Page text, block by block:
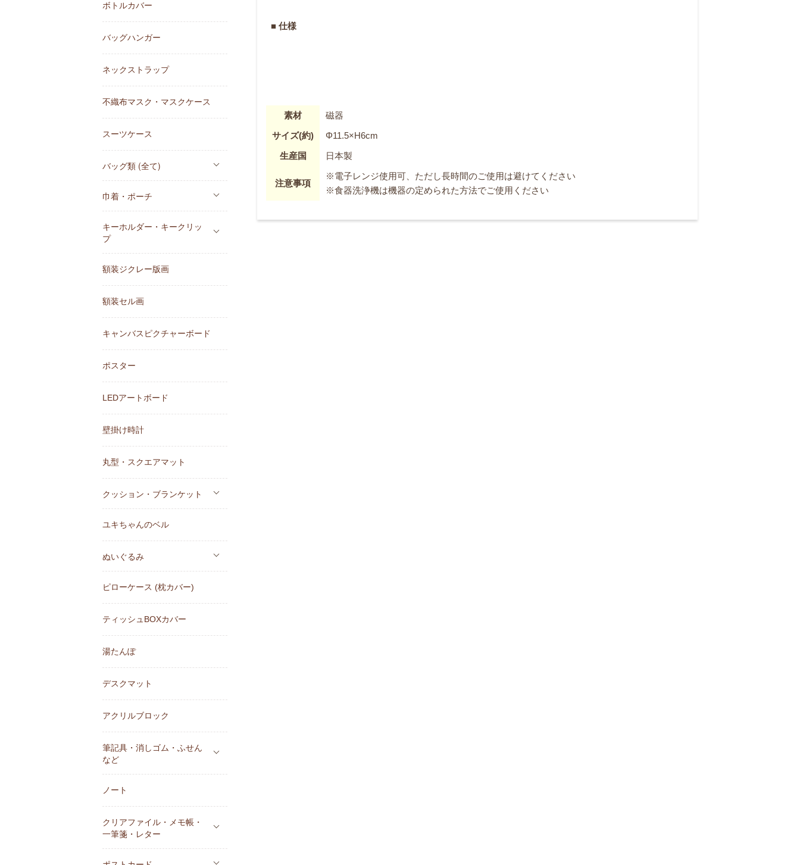
■ 仕様
素材
磁器
サイズ(約)
Φ11.5×H6cm
生産国
日本製
注意事項
※電子レンジ使用可、ただし長時間のご使用は避けてください
※食器洗浄機は機器の定められた方法でご使用ください
ボトルカバー
バッグハンガー
ネックストラップ
不織布マスク・マスクケース
スーツケース
バッグ類 (全て)
巾着・ポーチ
キーホルダー・キークリッ
プ
額装ジクレー版画
額装セル画
キャンバスピクチャーボード
ポスター
LEDアートボード
壁掛け時計
丸型・スクエアマット
クッション・ブランケット
ユキちゃんのベル
ぬいぐるみ
ピローケース (枕カバー)
ティッシュBOXカバー
湯たんぽ
デスクマット
アクリルブロック
筆記具・消しゴム・ふせん
など
ノート
クリアファイル・メモ帳・
一筆箋・レター